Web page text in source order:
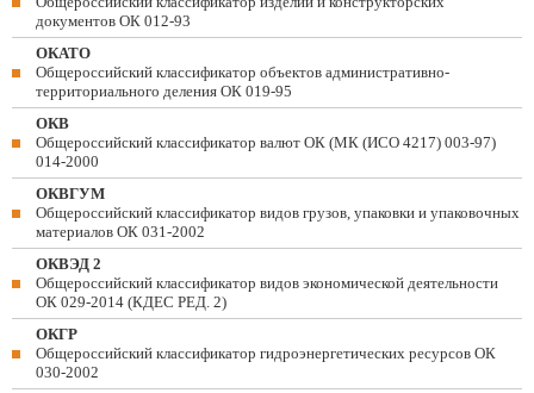
документов ОК 012-93
ОКАТО
Общероссийский классификатор объектов административно-
территориального деления ОК 019-95
ОКВ
Общероссийский классификатор валют ОК (МК (ИСО 4217) 003-97)
014-2000
ОКВГУМ
Общероссийский классификатор видов грузов, упаковки и упаковочных
материалов ОК 031-2002
ОКВЭД 2
Общероссийский классификатор видов экономической деятельности
ОК 029-2014 (КДЕС РЕД. 2)
ОКГР
Общероссийский классификатор гидроэнергетических ресурсов ОК
030-2002